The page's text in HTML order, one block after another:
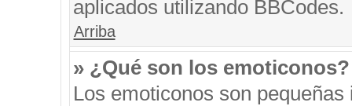
aplicados utilizando BBCodes.
Arriba
» ¿Qué son los emoticonos?
Los emoticonos son